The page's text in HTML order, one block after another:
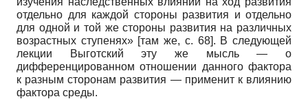
отдельно для каждой стороны развития и отдельно
для одной и той же стороны развития на различных
возрастных ступенях» [там же, с. 68]. В следующей
лекции Выготский эту же мысль — о
дифференцированном отношении данного фактора
к разным сторонам развития — применит к влиянию
фактора среды.